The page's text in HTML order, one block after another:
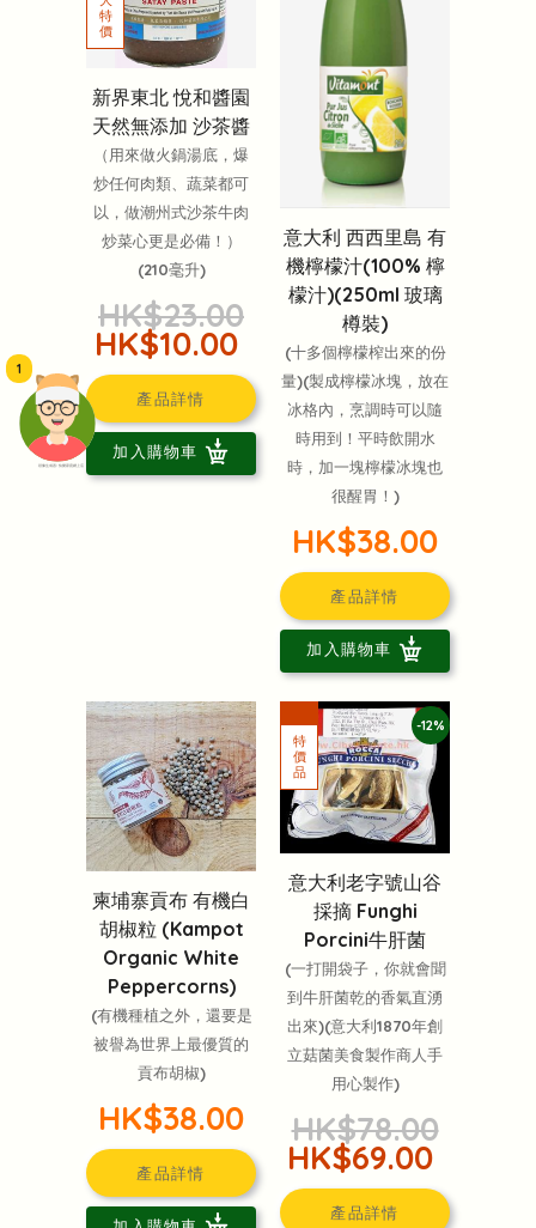
頭像生成器: 快樂家庭網上店
1
新界東北 悅和醬園
天然無添加 沙茶醬
（用來做火鍋湯底，爆
炒任何肉類、蔬菜都可
以，做潮州式沙茶牛肉
炒菜心更是必備！）
(210毫升)
HK$23.00
HK$10.00
產品詳情
加入購物車
意大利 西西里島 有
機檸檬汁(100% 檸
檬汁)(250ml 玻璃
樽裝)
(十多個檸檬榨出來的份
量)(製成檸檬冰塊，放在
冰格內，烹調時可以隨
時用到！平時飲開水
時，加一塊檸檬冰塊也
很醒胃！)
HK$38.00
產品詳情
加入購物車
柬埔寨貢布 有機白
胡椒粒 (Kampot
Organic White
Peppercorns)
(有機種植之外，還要是
被譽為世界上最優質的
貢布胡椒)
HK$38.00
產品詳情
-12%
意大利老字號山谷
採摘 Funghi
Porcini牛肝菌
(一打開袋子，你就會聞
到牛肝菌乾的香氣直湧
出來)(意大利1870年創
立菇菌美食製作商人手
用心製作)
HK$78.00
HK$69.00
產品詳情